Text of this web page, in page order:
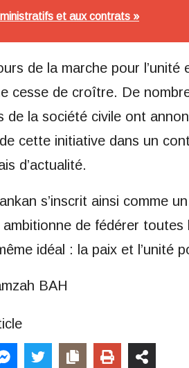
et aux contrats »
de la marche pour
cesse de croître. De
de la société civile ont
de cette initiative dans un
d’actualité.
s’inscrit ainsi comme
de fédérer
idéal : la paix et l’unité
BAH